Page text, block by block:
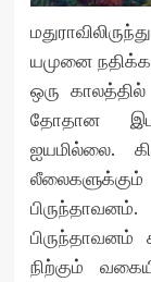
யமுனை
ஒரு
தோதான
ஐயமில்லை.
நிற்கும்